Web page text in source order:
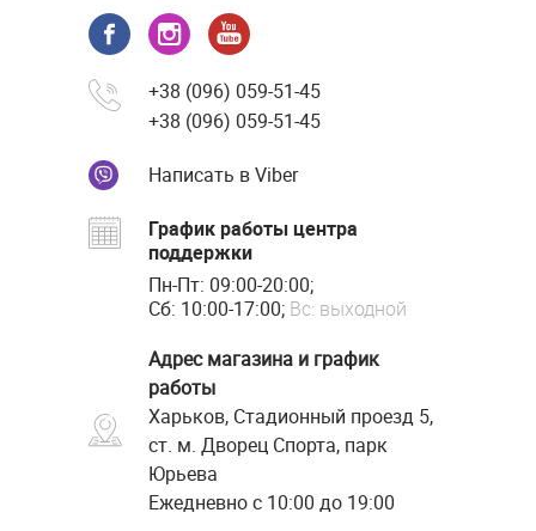
+38 (096) 059-51-45
+38 (096) 059-51-45
Написать в Viber
График работы центра
поддержки
Пн-Пт: 09:00-20:00;
Сб: 10:00-17:00; Вс: выходной
Адрес магазина и график
работы
Харьков, Стадионный проезд 5,
ст. м. Дворец Спорта, парк
Юрьева
Ежедневно с 10:00 до 19:00